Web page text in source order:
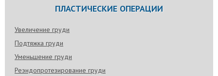
ПЛАСТИЧЕСКИЕ ОПЕРАЦИИ
Увеличение груди
Подтяжка груди
Уменьшение груди
Реэндопротезирование груди